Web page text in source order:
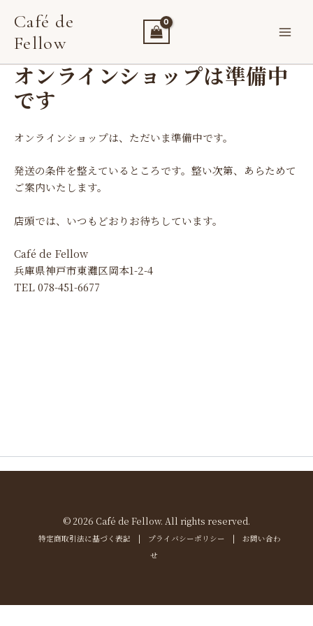
Café de
Fellow
オンラインショップは準備中
です
オンラインショップは、ただいま準備中です。
発送の条件を整えているところです。整い次第、あらためて
ご案内いたします。
店頭では、いつもどおりお待ちしています。
Café de Fellow
兵庫県神戸市東灘区岡本1-2-4
TEL 078-451-6677
© 2026 Café de Fellow. All rights reserved.
特定商取引法に基づく表記 | プライバシーポリシー |
お問い合わ
せ